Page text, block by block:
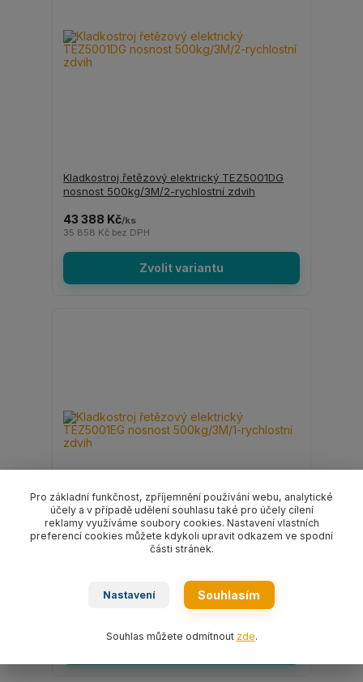
Kladkostroj řetězový elektrický TEZ5001DG
nosnost 500kg/3M/2-rychlostní zdvih
43 388 Kč/ks
35 858 Kč bez DPH
Zvolit variantu
42 265 Kč/ks
Pro základní funkčnost, zpříjemnění používání webu, analytické
účely a v případě udělení souhlasu také pro účely cílení
reklamy využíváme soubory cookies. Nastavení vlastních
preferencí cookies můžete kdykoli upravit odkazem ve spodní
části stránek.
Nastavení Souhlasím
Souhlas můžete odmítnout zde.